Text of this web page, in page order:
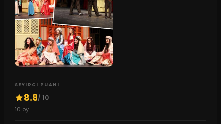
SEYIRCI PUANI
8.8/ 10
10 oy